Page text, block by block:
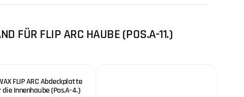
FÜR FLIP ARC HAUBE (POS.A-11.)
FLIP ARC Abdeckplatte
Innenhaube (Pos.A-4.)